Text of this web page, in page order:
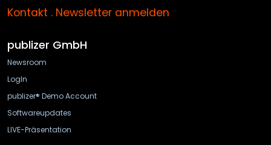
Kontakt . Newsletter anmelden
publizer GmbH
Newsroom
LogIn
publizer® Demo Account
Softwareupdates
LIVE-Präsentation